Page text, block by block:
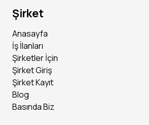
Şirket
Anasayfa
İş İlanları
Şirketler İçin
Şirket Giriş
Şirket Kayıt
Blog
Basında Biz